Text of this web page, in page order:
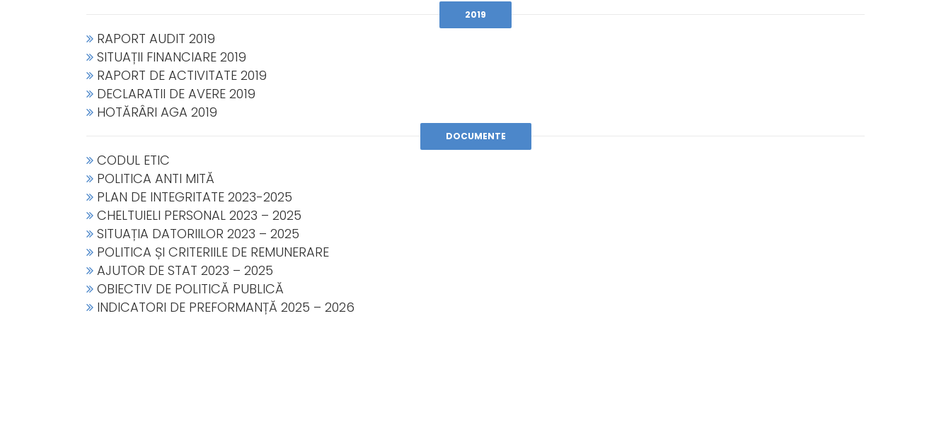
2019
RAPORT AUDIT 2019
SITUAȚII FINANCIARE 2019
RAPORT DE ACTIVITATE 2019
DECLARATII DE AVERE 2019
HOTĂRÂRI AGA 2019
DOCUMENTE
CODUL ETIC
POLITICA ANTI MITĂ
PLAN DE INTEGRITATE 2023-2025
CHELTUIELI PERSONAL 2023 – 2025
SITUAȚIA DATORIILOR 2023 – 2025
POLITICA ȘI CRITERIILE DE REMUNERARE
AJUTOR DE STAT 2023 – 2025
OBIECTIV DE POLITICĂ PUBLICĂ
INDICATORI DE PREFORMANȚĂ 2025 – 2026